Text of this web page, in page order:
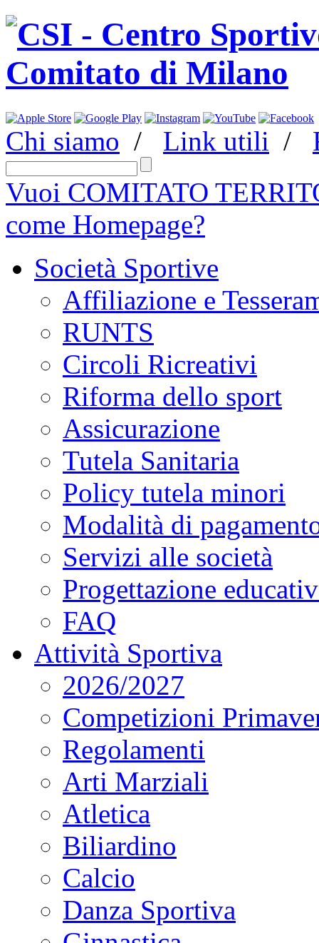
Chi siamo / Link utili /
Vuoi COMITATO
come Homepage?
Società Sportive
Affiliazione e
RUNTS
Circoli Ricreativi
Riforma dello sport
Assicurazione
Tutela Sanitaria
Policy tutela minori
Modalità di
Servizi alle società
Progettazione
FAQ
Attività Sportiva
2026/2027
Competizioni
Regolamenti
Arti Marziali
Atletica
Biliardino
Calcio
Danza Sportiva